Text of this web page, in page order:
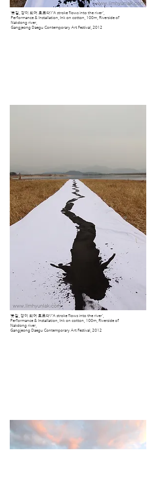
‘붓길, 강이 되어 흐르다’/'A stroke flows into the river',
Performance & Installation, Ink on cotton, 100m, Riverside of
Nakdong river,
Gangjeong Daegu Contemporary Art Festival, 2012
‘붓길, 강이 되어 흐르다’/'A stroke flows into the river',
Performance & Installation, Ink on cotton, 100m, Riverside of
Nakdong river,
Gangjeong Daegu Contemporary Art Festival, 2012